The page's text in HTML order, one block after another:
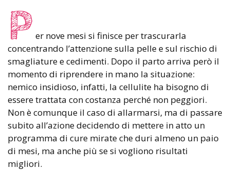
P er nove mesi si finisce per trascurarla
concentrando l’attenzione sulla pelle e sul rischio di
smagliature e cedimenti. Dopo il parto arriva però il
momento di riprendere in mano la situazione:
nemico insidioso, infatti, la cellulite ha bisogno di
essere trattata con costanza perché non peggiori.
Non è comunque il caso di allarmarsi, ma di passare
subito all’azione decidendo di mettere in atto un
programma di cure mirate che duri almeno un paio
di mesi, ma anche più se si vogliono risultati
migliori.